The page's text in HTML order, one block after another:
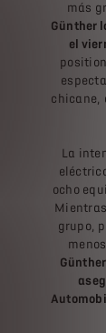
más
Günther
el
chicane,
La
ocho
grupo,